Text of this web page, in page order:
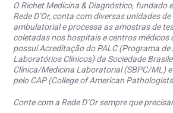
O Richet Medicina & Diagnóstico, fundado
Rede D’Or, conta com diversas unidades
ambulatorial e processa as amostras de
coletadas nos hospitais e centros médicos
possui Acreditação do PALC (Programa
Laboratórios Clínicos) da Sociedade
Clínica/Medicina Laboratorial (SBPC/ML)
pelo CAP (College of American
Conte com a Rede D’Or sempre que